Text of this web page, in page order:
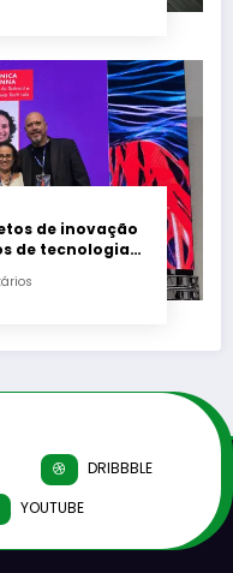
de inovação
de tecnologia
DRIBBBLE
YOUTUBE